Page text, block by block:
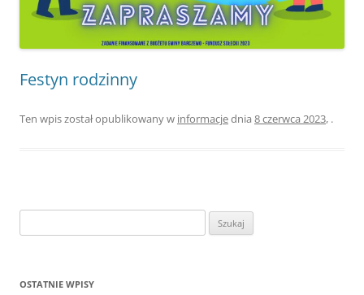
Festyn rodzinny
Ten wpis został opublikowany w informacjednia 8 czerwca 2023, .
OSTATNIE WPISY